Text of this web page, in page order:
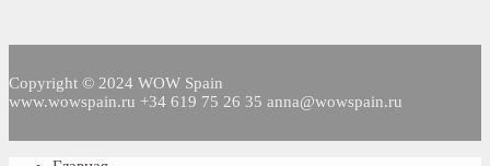
Copyright © 2024 WOW Spain
www.wowspain.ru +34 619 75 26 35 anna@wowspain.ru